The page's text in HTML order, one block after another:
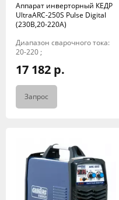
Аппарат инверторный КЕДР
UltraARC-250S Pulse Digital
(230В,20-220А)
Диапазон сварочного тока:
20-220 ;
17 182 р.
Запрос